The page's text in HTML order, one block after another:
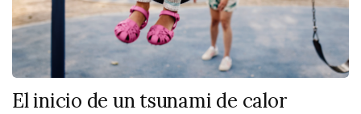
El inicio de un tsunami de calor